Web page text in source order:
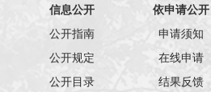
信息公开
公开指南
公开规定
公开目录
依申请公开
申请须知
在线申请
结果反馈